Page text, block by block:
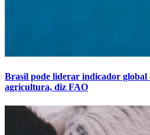
Brasil pode liderar indicador global
agricultura, diz FAO